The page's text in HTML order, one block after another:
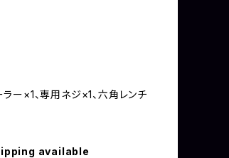
ー×1、専用ネジ×1、六角レンチ
available